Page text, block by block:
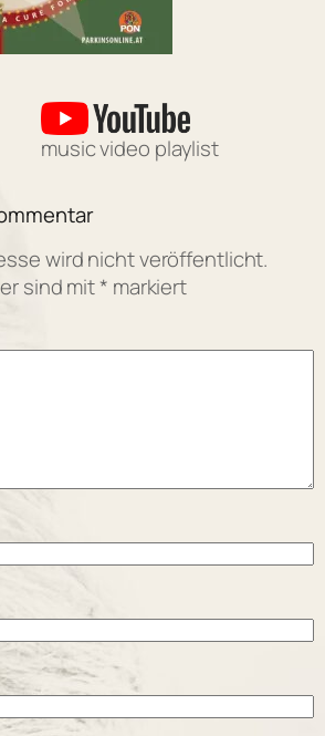
music video playlist
wird nicht veröffentlicht.
sind mit* markiert